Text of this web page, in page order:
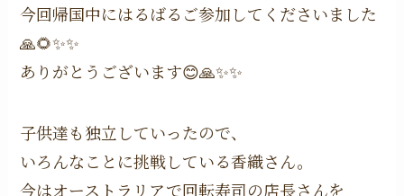
今回帰国中にはるばるご参加してくださいました
🙏🌻✨✨
ありがとうございます😊🙏✨✨
子供達も独立していったので、
いろんなことに挑戦している香織さん。
今はオーストラリアで回転寿司の店長さんを